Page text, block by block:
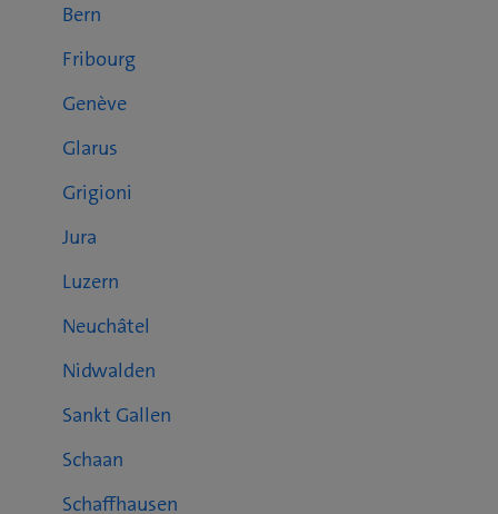
Bern
Fribourg
Genève
Glarus
Grigioni
Jura
Luzern
Neuchâtel
Nidwalden
Sankt Gallen
Schaan
Schaffhausen